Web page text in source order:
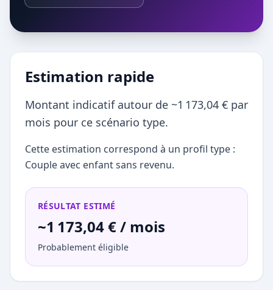
Estimation rapide
Montant indicatif autour de ~1 173,04 € par
mois pour ce scénario type.
Cette estimation correspond à un profil type :
Couple avec enfant sans revenu.
RÉSULTAT ESTIMÉ
~1 173,04 € / mois
Probablement éligible